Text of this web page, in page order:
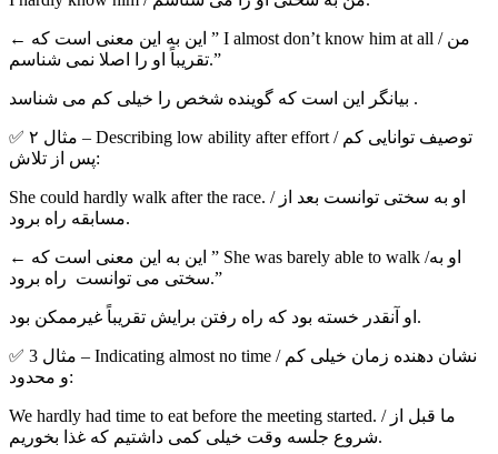
← این به این معنی است که ” I almost don’t know him at all / من
تقریباً او را اصلا نمی شناسم.”
بیانگر این است که گوینده شخص را خیلی کم می شناسد .
✅ مثال ۲ – Describing low ability after effort / توصیف توانایی کم
پس از تلاش:
She could hardly walk after the race. / او به سختی توانست بعد از
مسابقه راه برود.
← این به این معنی است که ” She was barely able to walk /او به
سختی می توانست راه برود.”
او آنقدر خسته بود که راه رفتن برایش تقریباً غیرممکن بود.
✅ مثال 3 – Indicating almost no time / نشان دهنده زمان خیلی کم
و محدود:
We hardly had time to eat before the meeting started. / ما قبل از
شروع جلسه وقت خیلی کمی داشتیم که غذا بخوریم.